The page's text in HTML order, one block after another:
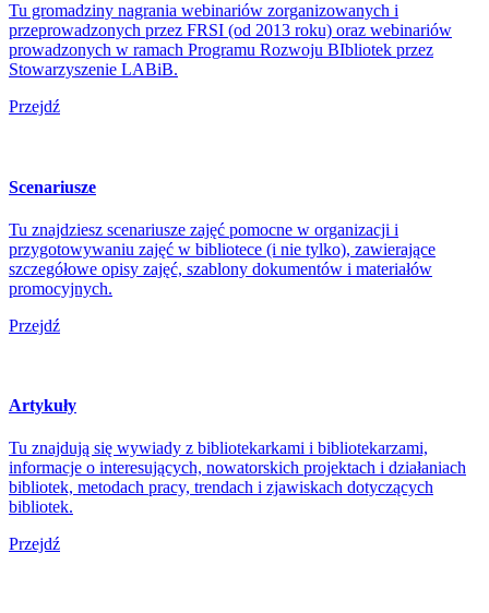
Tu gromadziny nagrania webinariów zorganizowanych i
przeprowadzonych przez FRSI (od 2013 roku) oraz webinariów
prowadzonych w ramach Programu Rozwoju BIbliotek przez
Stowarzyszenie LABiB.
Przejdź
Scenariusze
Tu znajdziesz scenariusze zajęć pomocne w organizacji i
przygotowywaniu zajęć w bibliotece (i nie tylko), zawierające
szczegółowe opisy zajęć, szablony dokumentów i materiałów
promocyjnych.
Przejdź
Artykuły
Tu znajdują się wywiady z bibliotekarkami i bibliotekarzami,
informacje o interesujących, nowatorskich projektach i działaniach
bibliotek, metodach pracy, trendach i zjawiskach dotyczących
bibliotek.
Przejdź